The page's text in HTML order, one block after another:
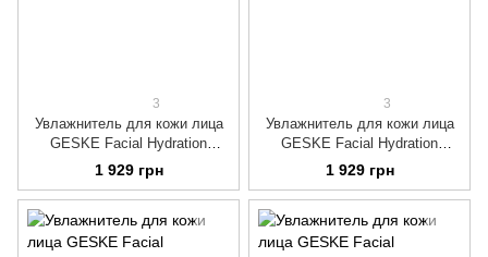
3
Увлажнитель для кожи лица
GESKE Facial Hydration
Refresher 4 in 1 purple
1 929 грн
3
Увлажнитель для кожи лица
GESKE Facial Hydration
Refresher 4 in 1 black
1 929 грн